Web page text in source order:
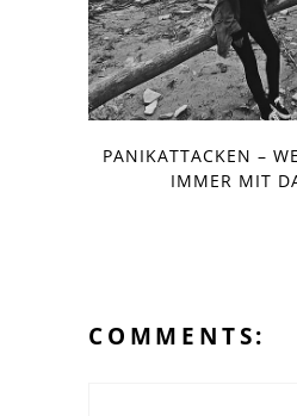
PANIKATTACKEN –
IMMER MIT
COMMENTS: